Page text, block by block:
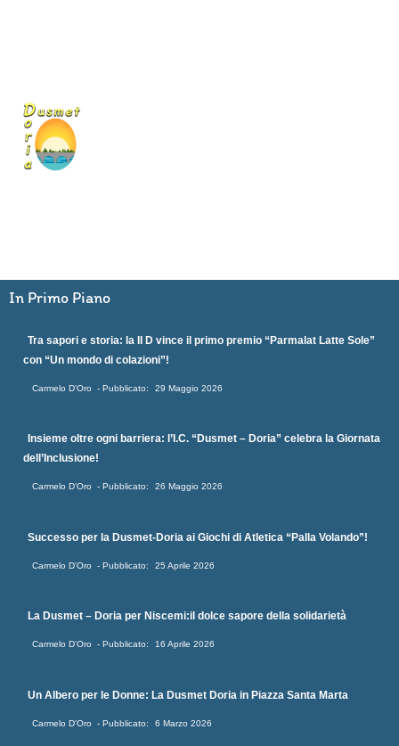
In Primo Piano
Tra sapori e storia: la II D vince il primo premio “Parmalat Latte Sole”
con “Un mondo di colazioni”!
Carmelo D'Oro 29 Maggio 2026
Insieme oltre ogni barriera: l’I.C. “Dusmet – Doria” celebra la Giornata
dell’Inclusione!
Carmelo D'Oro 26 Maggio 2026
Successo per la Dusmet-Doria ai Giochi di Atletica “Palla Volando”!
Carmelo D'Oro 25 Aprile 2026
La Dusmet – Doria per Niscemi:il dolce sapore della solidarietà
Carmelo D'Oro 16 Aprile 2026
Un Albero per le Donne: La Dusmet Doria in Piazza Santa Marta
Carmelo D'Oro 6 Marzo 2026